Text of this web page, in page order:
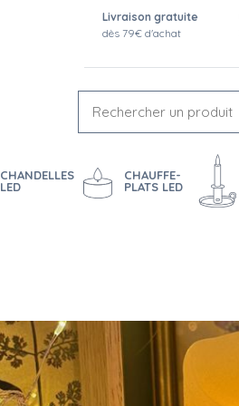
Livraison gratuite
dès 79€ d'achat
CHANDELLES
LED
CHAUFFE-
PLATS LED